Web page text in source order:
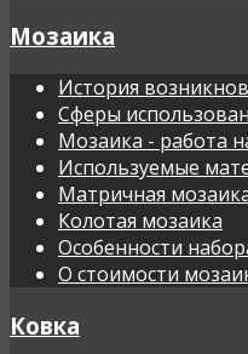
Мозаика
История
Сферы
Мозаика - работа
Используемые
Матричная
Колотая мозаика
Особенности
О стоимости
Ковка